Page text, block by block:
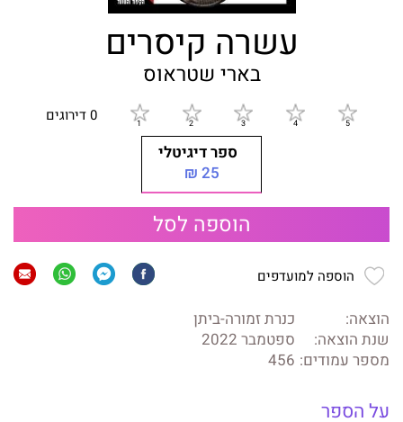
עשרה קיסרים
בארי שטראוס
0 דירוגים
ספר דיגיטלי
25 ₪
הוספה לסל
הוספה למועדפים
הוצאה:
כנרת זמורה-ביתן
שנת הוצאה:
ספטמבר 2022
מספר עמודים: 456
על הספר